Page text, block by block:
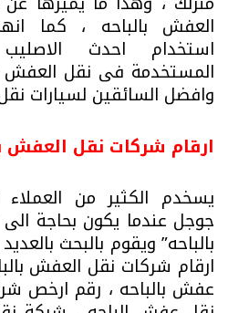
العفش بالباحه ، كما
استخدام احدث
المستخدمة فى نقل
وافضل السائقين لسيارات
ارقام شركات نقل العفش
يسخدم الكثير من
جوجل عندما يكون بحاجة
بالباحه” ويقوم بالبحث
ارقام شركات نقل العفش
عفش بالباحه ، رقم ارخص